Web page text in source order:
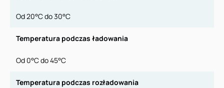
Od 20°C do 30°C
Temperatura podczas ładowania
Od 0°C do 45°C
Temperatura podczas rozładowania